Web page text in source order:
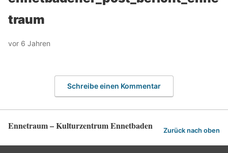
traum
vor 6 Jahren
Schreibe einen Kommentar
Ennetraum – Kulturzentrum Ennetbaden Zurück nach oben